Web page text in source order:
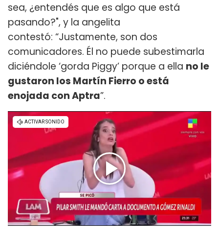
sea, ¿entendés que es algo que está
pasando?", y la angelita
contestó: “Justamente, son dos
comunicadores. Él no puede subestimarla
diciéndole ‘gorda Piggy’ porque a ella no le
gustaron los Martín Fierro o está
enojada con Aptra”.